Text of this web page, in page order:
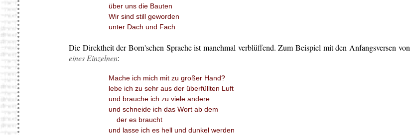
über uns die Bauten
Wir sind still geworden
unter Dach und Fach
Die Direktheit der Born'schen Sprache ist manchmal verblüffend. Zum Beispiel mit den Anfangsversen von
eines Einzelnen:
Mache ich mich mit zu großer Hand?
lebe ich zu sehr aus der überfüllten Luft
und brauche ich zu viele andere
und schneide ich das Wort ab dem
der es braucht
und lasse ich es hell und dunkel werden